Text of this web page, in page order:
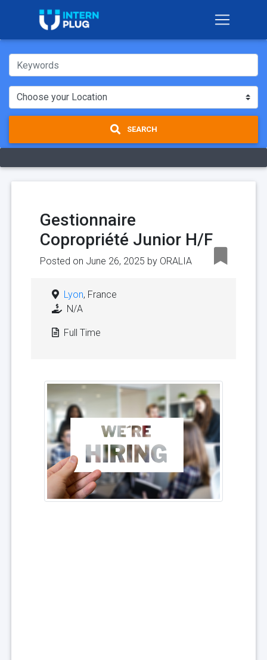
SEARCH
Gestionnaire
Copropriété Junior H/F
Posted on June 26, 2025 by ORALIA
Lyon, France
N/A
Full Time